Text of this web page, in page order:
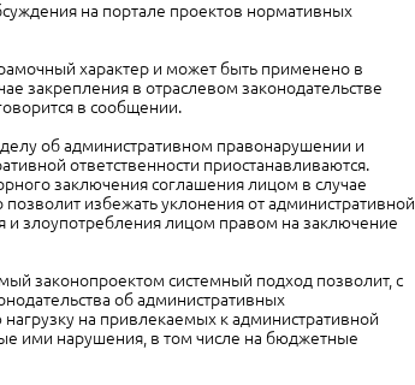
на портале проектов нормативных
характер и может быть применено в
закрепления в отраслевом законодательстве
в сообщении.
об административном правонарушении и
ответственности приостанавливаются.
заключения соглашения лицом в случае
избежать уклонения от административной
и злоупотребления лицом правом на заключение
законопроектом системный подход позволит, с
об административных
на привлекаемых к административной
ими нарушения, в том числе на бюджетные